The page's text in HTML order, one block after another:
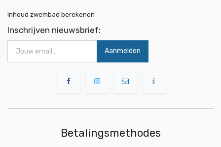
Inhoud zwembad berekenen
Inschrijven nieuwsbrief:
Aanmelden
Betalingsmethodes